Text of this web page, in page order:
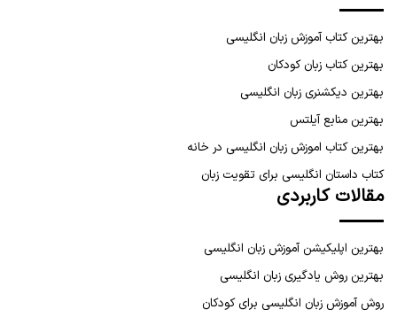
بهترین کتاب آموزش زبان انگلیسی
بهترین کتاب زبان کودکان
بهترین دیکشنری زبان انگلیسی
بهترین منابع آیلتس
بهترین کتاب اموزش زبان انگلیسی در خانه
کتاب داستان انگلیسی برای تقویت زبان
مقالات کاربردی
بهترین اپلیکیشن آموزش زبان انگلیسی
بهترین روش یادگیری زبان انگلیسی
روش آموزش زبان انگلیسی برای کودکان